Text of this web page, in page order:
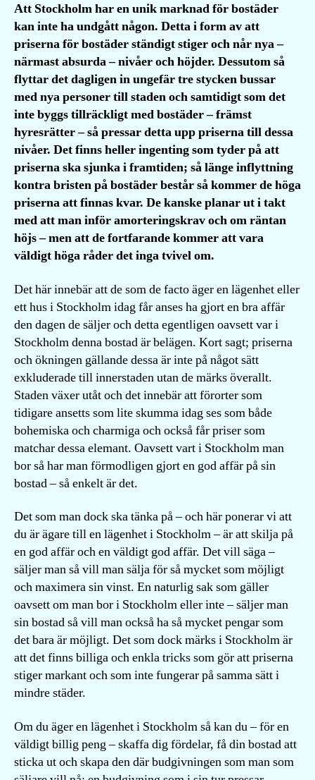
Att Stockholm har en unik marknad för bostäder
kan inte ha undgått någon. Detta i form av att
priserna för bostäder ständigt stiger och når nya –
närmast absurda – nivåer och höjder. Dessutom så
flyttar det dagligen in ungefär tre stycken bussar
med nya personer till staden och samtidigt som det
inte byggs tillräckligt med bostäder – främst
hyresrätter – så pressar detta upp priserna till dessa
nivåer. Det finns heller ingenting som tyder på att
priserna ska sjunka i framtiden; så länge inflyttning
kontra bristen på bostäder består så kommer de höga
priserna att finnas kvar. De kanske planar ut i takt
med att man inför amorteringskrav och om räntan
höjs – men att de fortfarande kommer att vara
väldigt höga råder det inga tvivel om.
Det här innebär att de som de facto äger en lägenhet eller
ett hus i Stockholm idag får anses ha gjort en bra affär
den dagen de säljer och detta egentligen oavsett var i
Stockholm denna bostad är belägen. Kort sagt; priserna
och ökningen gällande dessa är inte på något sätt
exkluderade till innerstaden utan de märks överallt.
Staden växer utåt och det innebär att förorter som
tidigare ansetts som lite skumma idag ses som både
bohemiska och charmiga och också får priser som
matchar dessa elemant. Oavsett vart i Stockholm man
bor så har man förmodligen gjort en god affär på sin
bostad – så enkelt är det.
Det som man dock ska tänka på – och här ponerar vi att
du är ägare till en lägenhet i Stockholm – är att skilja på
en god affär och en väldigt god affär. Det vill säga –
säljer man så vill man sälja för så mycket som möjligt
och maximera sin vinst. En naturlig sak som gäller
oavsett om man bor i Stockholm eller inte – säljer man
sin bostad så vill man också ha så mycket pengar som
det bara är möjligt. Det som dock märks i Stockholm är
att det finns billiga och enkla tricks som gör att priserna
stiger markant och som inte fungerar på samma sätt i
mindre städer.
Om du äger en lägenhet i Stockholm så kan du – för en
väldigt billig peng – skaffa dig fördelar, få din bostad att
sticka ut och skapa den där budgivningen som man som